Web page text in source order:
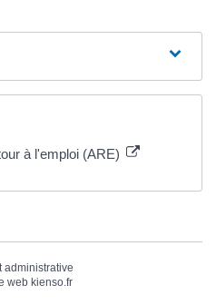
à l'emploi (ARE)
administrative
web kienso.fr